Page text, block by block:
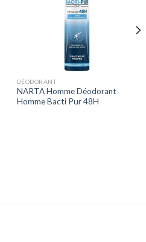
DÉODORANT
NARTA Homme Déodorant
Homme Bacti Pur 48H